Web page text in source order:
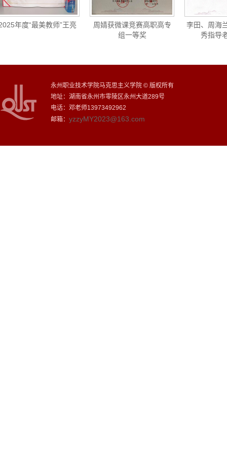
年度“最美教师”王亮
周婧获微课竞赛高职高专
组一等奖
李田、周海兰
秀指导老
永州职业技术学院马克思主义学院 © 版权所有
地址：湖南省永州市零陵区永州大道289号
电话：邓老师13973492962
邮箱： yzzyMY2023@163.com